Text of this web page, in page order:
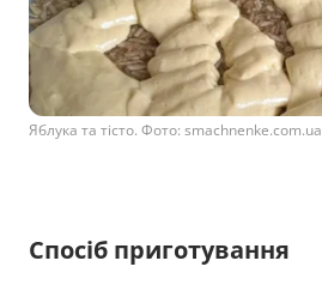
Яблука та тісто. Фото: smachnenke.com.ua
Спосіб приготування